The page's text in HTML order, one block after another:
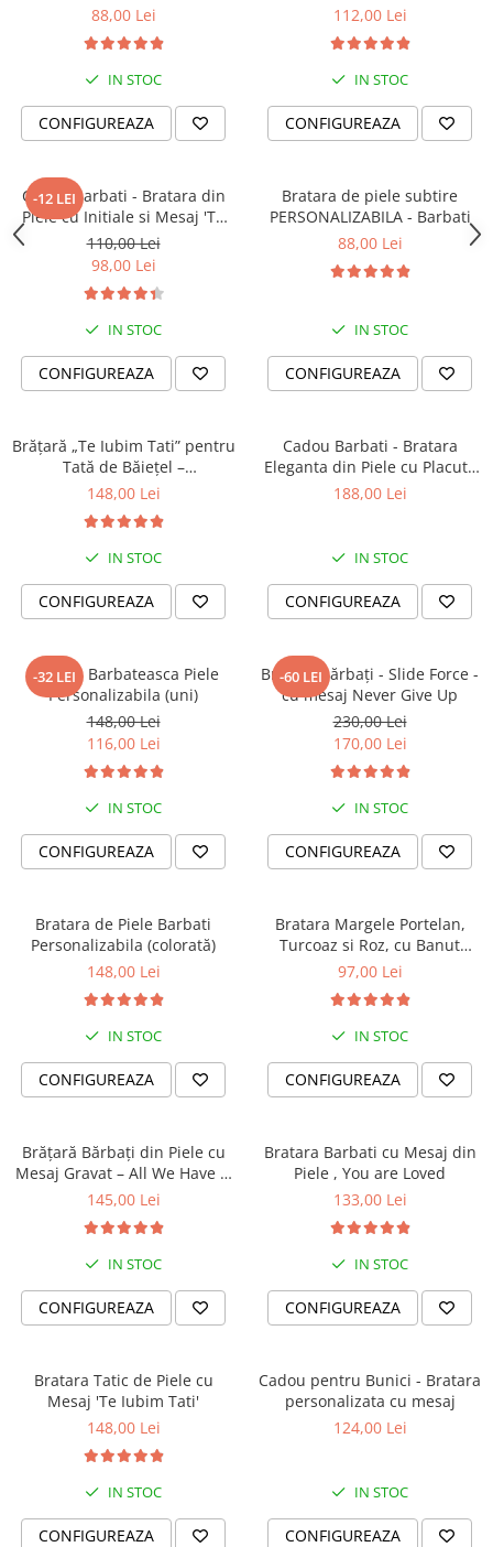
88,00 Lei
IN STOC
CONFIGUREAZA
112,00 Lei
IN STOC
CONFIGUREAZA
-12 LEI
Cadou Barbati - Bratara din
Piele cu Initiale si Mesaj 'Te
Iubesc'
110,00 Lei
98,00 Lei
IN STOC
CONFIGUREAZA
Bratara de piele subtire
PERSONALIZABILA - Barbati
88,00 Lei
IN STOC
CONFIGUREAZA
Brățară „Te Iubim Tati” pentru
Tată de Băiețel –
Personalizată, Din Piele
148,00 Lei
IN STOC
CONFIGUREAZA
Cadou Barbati - Bratara
Eleganta din Piele cu Placuta
din Argint Personalizabila
188,00 Lei
IN STOC
CONFIGUREAZA
-32 LEI
Bratara Barbateasca Piele
Personalizabila (uni)
148,00 Lei
116,00 Lei
IN STOC
CONFIGUREAZA
-60 LEI
Brățară bărbați - Slide Force -
cu mesaj Never Give Up
230,00 Lei
170,00 Lei
IN STOC
CONFIGUREAZA
Bratara de Piele Barbati
Personalizabila (colorată)
148,00 Lei
IN STOC
CONFIGUREAZA
Bratara Margele Portelan,
Turcoaz si Roz, cu Banut
Personalizat
97,00 Lei
IN STOC
CONFIGUREAZA
Brățară Bărbați din Piele cu
Mesaj Gravat – All We Have Is
Now
145,00 Lei
IN STOC
CONFIGUREAZA
Bratara Barbati cu Mesaj din
Piele , You are Loved
133,00 Lei
IN STOC
CONFIGUREAZA
Bratara Tatic de Piele cu
Mesaj 'Te Iubim Tati'
148,00 Lei
IN STOC
CONFIGUREAZA
Cadou pentru Bunici - Bratara
personalizata cu mesaj
124,00 Lei
IN STOC
CONFIGUREAZA